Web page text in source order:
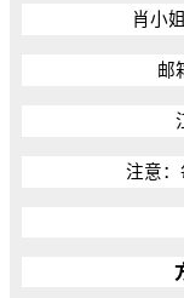
肖小
邮
注意：